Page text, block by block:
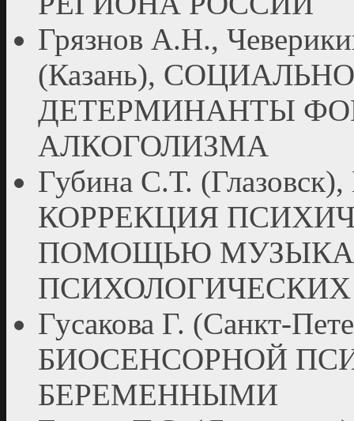
Грязнов А.Н.,
(Казань),
ДЕТЕРМИНАНТЫ
АЛКОГОЛИЗМА
Губина С.Т.
КОРРЕКЦИЯ
ПОМОЩЬЮ
Гусакова Г. (Санкт-
БИОСЕНСОРНОЙ
БЕРЕМЕННЫМИ